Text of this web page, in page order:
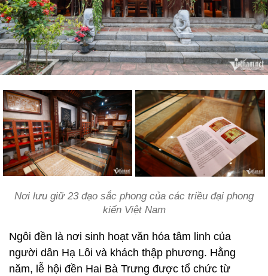
Nơi lưu giữ 23 đạo sắc phong của các triều đại phong
kiến Việt Nam
Ngôi đền là nơi sinh hoạt văn hóa tâm linh của
người dân Hạ Lôi và khách thập phương. Hằng
năm, lễ hội đền Hai Bà Trưng được tổ chức từ